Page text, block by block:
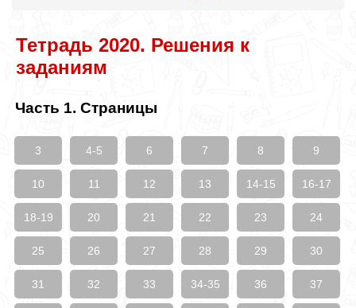
Тетрадь 2020. Решения к
заданиям
Часть 1. Страницы
3 4-5 6 7 8 9
10 11 12 13 14-15 16-17
18-19 20 21 22 23 24
25 26 27 28 29 30
31 32 33 34-35 36 37